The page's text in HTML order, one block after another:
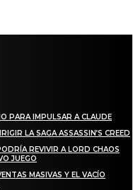
PARA IMPULSAR A CLAUDE
LA SAGA ASSASSIN’S CREED
REVIVIR A LORD CHAOS
JUEGO
MASIVAS Y EL VACÍO